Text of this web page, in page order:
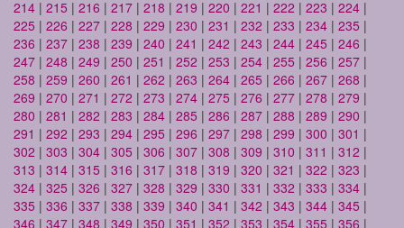
214 | 215 | 216 | 217 | 218 | 219 | 220 | 221 | 222 | 223 | 224 |
225 | 226 | 227 | 228 | 229 | 230 | 231 | 232 | 233 | 234 | 235 |
236 | 237 | 238 | 239 | 240 | 241 | 242 | 243 | 244 | 245 | 246 |
247 | 248 | 249 | 250 | 251 | 252 | 253 | 254 | 255 | 256 | 257 |
258 | 259 | 260 | 261 | 262 | 263 | 264 | 265 | 266 | 267 | 268 |
269 | 270 | 271 | 272 | 273 | 274 | 275 | 276 | 277 | 278 | 279 |
280 | 281 | 282 | 283 | 284 | 285 | 286 | 287 | 288 | 289 | 290 |
291 | 292 | 293 | 294 | 295 | 296 | 297 | 298 | 299 | 300 | 301 |
302 | 303 | 304 | 305 | 306 | 307 | 308 | 309 | 310 | 311 | 312 |
313 | 314 | 315 | 316 | 317 | 318 | 319 | 320 | 321 | 322 | 323 |
324 | 325 | 326 | 327 | 328 | 329 | 330 | 331 | 332 | 333 | 334 |
335 | 336 | 337 | 338 | 339 | 340 | 341 | 342 | 343 | 344 | 345 |
346 | 347 | 348 | 349 | 350 | 351 | 352 | 353 | 354 | 355 | 356 |